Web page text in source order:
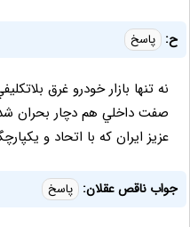
ح: پاسخ
نه تنها بازار خودرو غرق
صفت داخلي هم دچار بحران
عزيز ايران که با اتحاد و
جواب ناقص عقلان: پاسخ